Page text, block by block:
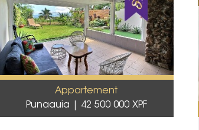
Appartement
Punaauia
42 500 000 XPF